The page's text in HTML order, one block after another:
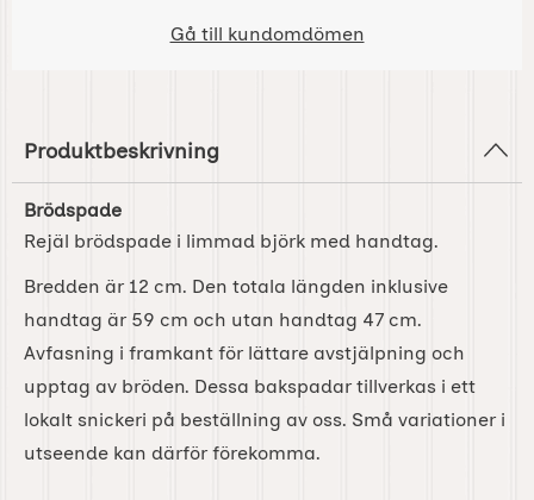
Gå till kundomdömen
Produktbeskrivning
Brödspade
Rejäl brödspade i limmad björk med handtag.
Bredden är 12 cm. Den totala längden inklusive
handtag är 59 cm och utan handtag 47 cm.
Avfasning i framkant för lättare avstjälpning och
upptag av bröden. Dessa bakspadar tillverkas i ett
lokalt snickeri på beställning av oss. Små variationer i
utseende kan därför förekomma.